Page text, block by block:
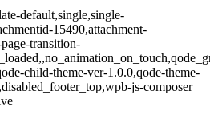
default,single,single-
15490,attachment-
transition-
child-theme-ver-1.0.0,qode-theme-
js-composer